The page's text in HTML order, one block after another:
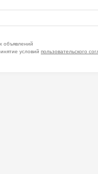
объявлений
условий пользовательского